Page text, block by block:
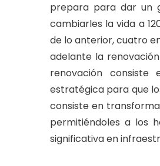
prepara para dar un
cambiarles la vida a
de lo anterior, cuatro
adelante la
renovación consiste
estratégica para que
consiste en
permitiéndoles a los
significativa en